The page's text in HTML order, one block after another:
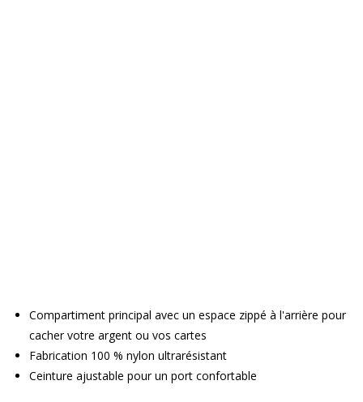
Compartiment principal avec un espace zippé à l'arrière pour
cacher votre argent ou vos cartes
Fabrication 100 % nylon ultrarésistant
Ceinture ajustable pour un port confortable